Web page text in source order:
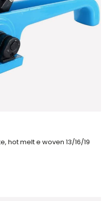
hot melt e woven 13/16/19